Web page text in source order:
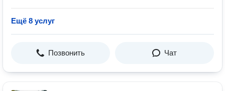
Ещё 8 услуг
Позвонить Чат